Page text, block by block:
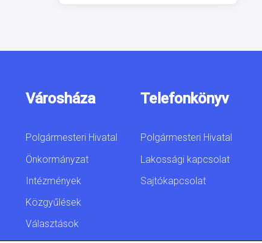
Városháza
Polgármesteri Hivatal
Önkormányzat
Intézmények
Közgyűlések
Választások
Telefonkönyv
Polgármesteri Hivatal
Lakossági kapcsolat
Sajtókapcsolat